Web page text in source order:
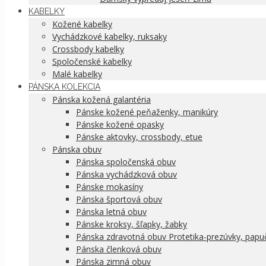
KABELKY
Kožené kabelky
Vychádzkové kabelky, ruksaky
Crossbody kabelky
Spoločenské kabelky
Malé kabelky
PÁNSKA KOLEKCIA
Pánska kožená galantéria
Pánske kožené peňaženky, manikúry
Pánske kožené opasky
Pánske aktovky, crossbody, etue
Pánska obuv
Pánska spoločenská obuv
Pánska vychádzková obuv
Pánske mokasíny
Pánska športová obuv
Pánska letná obuv
Pánske kroksy, šľapky, žabky
Pánska zdravotná obuv Protetika-prezúvky,
Pánska členková obuv
Pánska zimná obuv